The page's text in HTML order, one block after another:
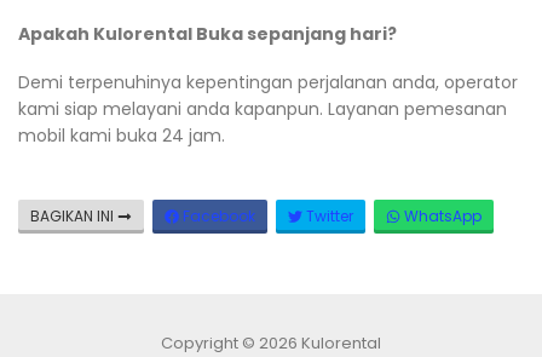
Apakah Kulorental Buka sepanjang hari?
Demi terpenuhinya kepentingan perjalanan anda, operator
kami siap melayani anda kapanpun. Layanan pemesanan
mobil kami buka 24 jam.
BAGIKAN INI Facebook Twitter WhatsApp
Copyright © 2026 Kulorental